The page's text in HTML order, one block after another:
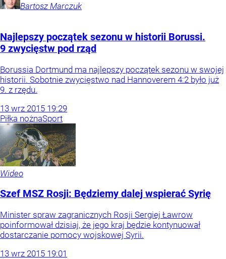
Bartosz Marczuk
Najlepszy początek sezonu w historii Borussi.
9 zwycięstw pod rząd
Borussia Dortmund ma najlepszy początek sezonu w swojej
historii. Sobotnie zwycięstwo nad Hannoverem 4:2 było już
9. z rzędu.
13 wrz 2015 19:29
Piłka nożnaSport
Wideo
Szef MSZ Rosji: Będziemy dalej wspierać Syrię
Minister spraw zagranicznych Rosji Sergiej Ławrow
poinformował dzisiaj, że jego kraj będzie kontynuował
dostarczanie pomocy wojskowej Syrii.
13 wrz 2015 19:01